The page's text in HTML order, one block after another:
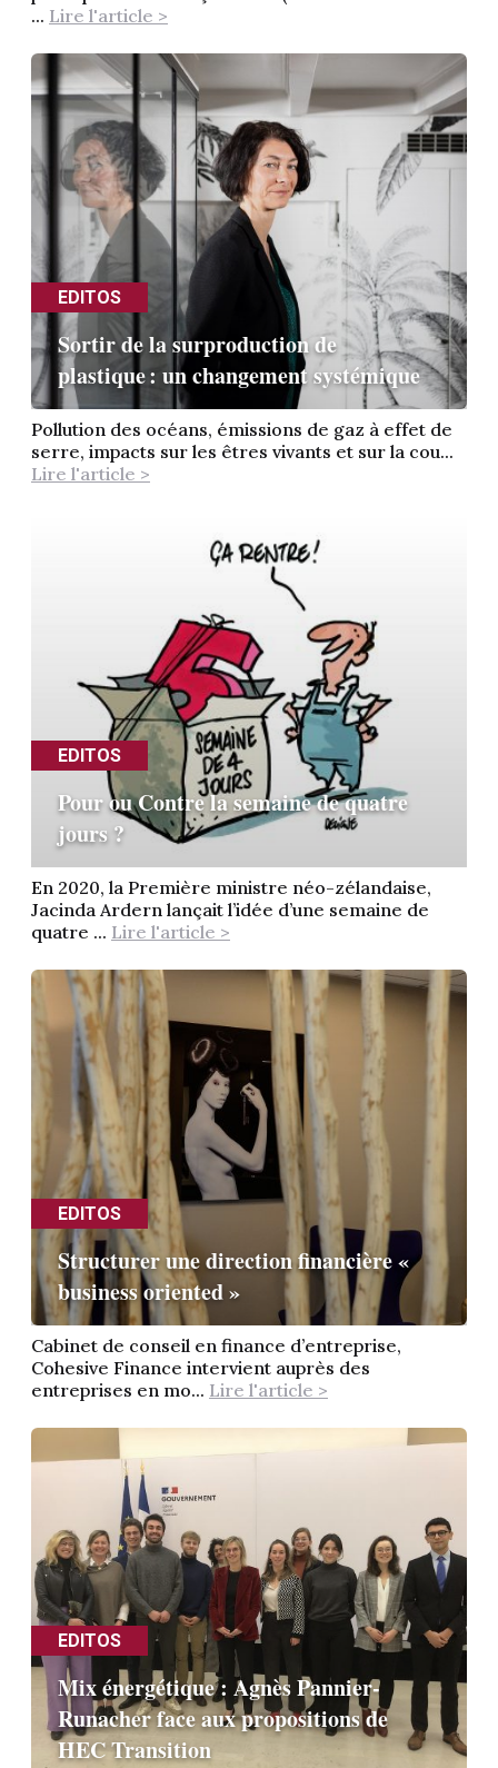
... Lire l'article >
EDITOS
Sortir de la surproduction de
plastique : un changement systémique
Pollution des océans, émissions de gaz à effet de
serre, impacts sur les êtres vivants et sur la cou...
Lire l'article >
EDITOS
Pour ou Contre la semaine de quatre
jours ?
En 2020, la Première ministre néo-zélandaise,
Jacinda Ardern lançait l’idée d’une semaine de
quatre ... Lire l'article >
EDITOS
Structurer une direction financière «
business oriented »
Cabinet de conseil en finance d’entreprise,
Cohesive Finance intervient auprès des
entreprises en mo... Lire l'article >
EDITOS
Mix énergétique : Agnès Pannier-
Runacher face aux propositions de
HEC Transition